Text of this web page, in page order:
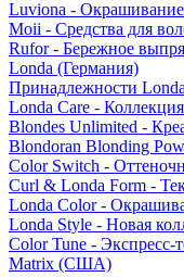
Luviona - Окрашивание
Moii - Средства для
Rufor - Бережное
Londa (Германия)
Принадлежности Londa
Londa Care -
Blondes Unlimited -
Blondoran Blonding
Color Switch -
Curl & Londa Form -
Londa Color -
Londa Style - Новая
Color Tune - Экспресс-
Matrix (США)